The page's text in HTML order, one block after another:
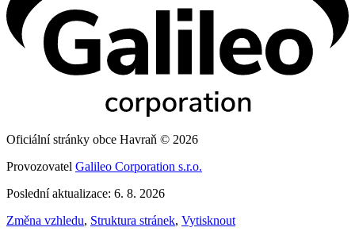
Oficiální stránky obce Havraň © 2026
Provozovatel Galileo Corporation s.r.o.
Poslední aktualizace: 6. 8. 2026
Změna vzhledu, Struktura stránek, Vytisknout